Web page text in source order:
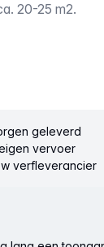
20-25 m2.
geleverd
vervoer
verfleverancier